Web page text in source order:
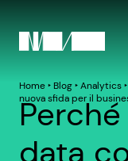
Home‣ Blog‣Analytics‣
nuova sfida per il
data